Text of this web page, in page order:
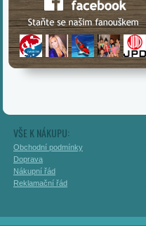
VŠE K NÁKUPU:
Obchodní podmínky
Doprava
Nákupní řád
Reklamační řád